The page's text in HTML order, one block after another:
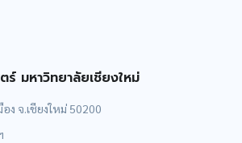
มหาวิทยาลัยเชียงใหม่
ง จ.เชียงใหม่ 50200